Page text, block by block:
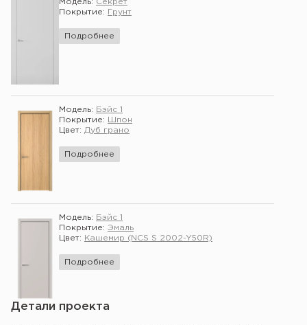
Модель: Секрет
Покрытие:
Грунт
Подробнее
Модель:
Бэйс 1
Покрытие:
Шпон
Цвет: Дуб грано
Подробнее
Модель:
Бэйс 1
Покрытие: Эмаль
Цвет:
Кашемир (NCS S 2002-Y50R)
Подробнее
Детали проекта